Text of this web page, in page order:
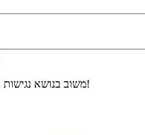
משוב בנושא נגישות נשלח בהצלחה, תודה על שיתוף הפעולה!